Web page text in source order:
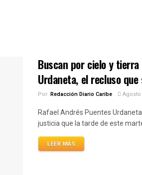
Buscan por cielo y
Urdaneta, el recluso
Por: Redacción Diario Caribe Agosto
Rafael Andrés Puentes
justicia que la tarde de este
LEER MÁS